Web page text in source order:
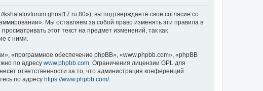
вы подтверждаете своё согласие со
Мы оставляем за собой право изменять эти правила в
этот текст на предмет изменений, так как
с ними.
«программное обеспечение phpBB», «www.phpbb.com», «phpBB
по адресу www.phpbb.com . Ограничения лицензии GPL для
ответственности за то, что администрация конференций
по адресу https://www.phpbb.com/.